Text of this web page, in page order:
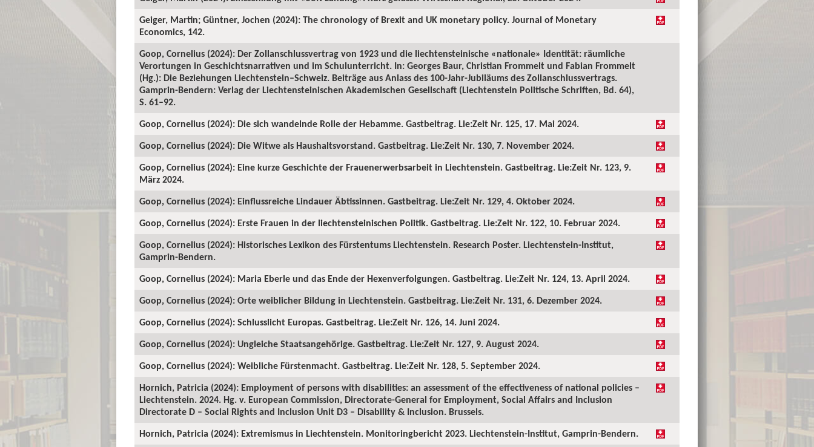
Geiger, Martin; Güntner, Jochen (2024): The chronology of Brexit and UK monetary policy. Journal of Monetary
Economics, 142.
Goop, Cornelius (2024): Der Zollanschlussvertrag von 1923 und die liechtensteinische «nationale» Identität: räumliche
Verortungen in Geschichtsnarrativen und im Schulunterricht. In: Georges Baur, Christian Frommelt und Fabian Frommelt
(Hg.): Die Beziehungen Liechtenstein–Schweiz. Beiträge aus Anlass des 100-Jahr-Jubiläums des Zollanschlussvertrags.
Gamprin-Bendern: Verlag der Liechtensteinischen Akademischen Gesellschaft (Liechtenstein Politische Schriften, Bd. 64),
S. 61–92.
Goop, Cornelius (2024): Die sich wandelnde Rolle der Hebamme. Gastbeitrag. Lie:Zeit Nr. 125, 17. Mai 2024.
Goop, Cornelius (2024): Die Witwe als Haushaltsvorstand. Gastbeitrag. Lie:Zeit Nr. 130, 7. November 2024.
Goop, Cornelius (2024): Eine kurze Geschichte der Frauenerwerbsarbeit in Liechtenstein. Gastbeitrag. Lie:Zeit Nr. 123, 9.
März 2024.
Goop, Cornelius (2024): Einflussreiche Lindauer Äbtissinnen. Gastbeitrag. Lie:Zeit Nr. 129, 4. Oktober 2024.
Goop, Cornelius (2024): Erste Frauen in der liechtensteinischen Politik. Gastbeitrag. Lie:Zeit Nr. 122, 10. Februar 2024.
Goop, Cornelius (2024): Historisches Lexikon des Fürstentums Liechtenstein. Research Poster. Liechtenstein-Institut,
Gamprin-Bendern.
Goop, Cornelius (2024): Maria Eberle und das Ende der Hexenverfolgungen. Gastbeitrag. Lie:Zeit Nr. 124, 13. April 2024.
Goop, Cornelius (2024): Orte weiblicher Bildung in Liechtenstein. Gastbeitrag. Lie:Zeit Nr. 131, 6. Dezember 2024.
Goop, Cornelius (2024): Schlusslicht Europas. Gastbeitrag. Lie:Zeit Nr. 126, 14. Juni 2024.
Goop, Cornelius (2024): Ungleiche Staatsangehörige. Gastbeitrag. Lie:Zeit Nr. 127, 9. August 2024.
Goop, Cornelius (2024): Weibliche Fürstenmacht. Gastbeitrag. Lie:Zeit Nr. 128, 5. September 2024.
Hornich, Patricia (2024): Employment of persons with disabilities: an assessment of the effectiveness of national policies –
Liechtenstein. 2024. Hg. v. European Commission, Directorate-General for Employment, Social Affairs and Inclusion
Directorate D – Social Rights and Inclusion Unit D3 – Disability & Inclusion. Brussels.
Hornich, Patricia (2024): Extremismus in Liechtenstein. Monitoringbericht 2023. Liechtenstein-Institut, Gamprin-Bendern.